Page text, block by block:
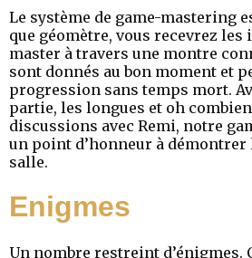
Le système de game-mastering
que géomètre, vous recevrez les
master à travers une montre
sont donnés au bon moment et
progression sans temps mort.
partie, les longues et oh
discussions avec Remi, notre
un point d’honneur à démontrer
salle.
Enigmes
Un nombre restreint d’énigmes.